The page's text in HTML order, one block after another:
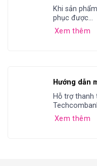
Khi sản
phục được...
Xem thêm
Hướng dẫn
Hỗ trợ thanh
Xem thêm